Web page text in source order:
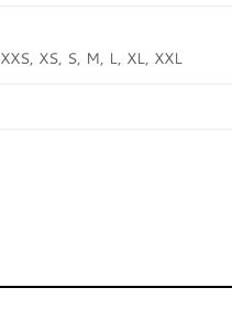
XXS, XS, S, M, L, XL, XXL